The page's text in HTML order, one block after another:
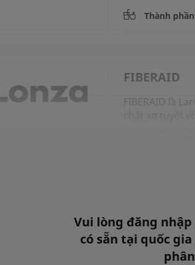
Thành
FIBERAID
FIBERAID là
RESISTAID
RESISTAID là
hỗ trợ miễn
Vui lòng đăng
có sẵn tại quốc